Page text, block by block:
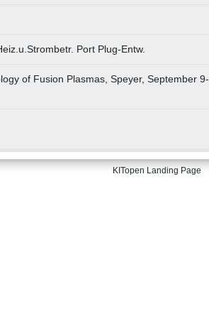
Port Plug-Entw.
of Fusion Plasmas, Speyer, September 9-
KITopen Landing Page